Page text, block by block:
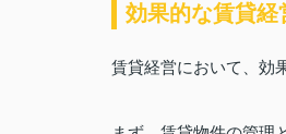
効果的な賃貸経
賃貸経営において、効